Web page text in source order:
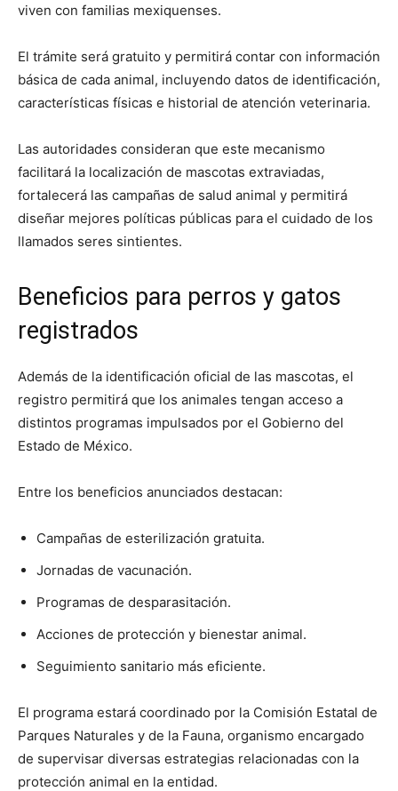
viven con familias mexiquenses.
El trámite será gratuito y permitirá contar con información
básica de cada animal, incluyendo datos de identificación,
características físicas e historial de atención veterinaria.
Las autoridades consideran que este mecanismo
facilitará la localización de mascotas extraviadas,
fortalecerá las campañas de salud animal y permitirá
diseñar mejores políticas públicas para el cuidado de los
llamados seres sintientes.
Beneficios para perros y gatos
registrados
Además de la identificación oficial de las mascotas, el
registro permitirá que los animales tengan acceso a
distintos programas impulsados por el Gobierno del
Estado de México.
Entre los beneficios anunciados destacan:
Campañas de esterilización gratuita.
Jornadas de vacunación.
Programas de desparasitación.
Acciones de protección y bienestar animal.
Seguimiento sanitario más eficiente.
El programa estará coordinado por la Comisión Estatal de
Parques Naturales y de la Fauna, organismo encargado
de supervisar diversas estrategias relacionadas con la
protección animal en la entidad.